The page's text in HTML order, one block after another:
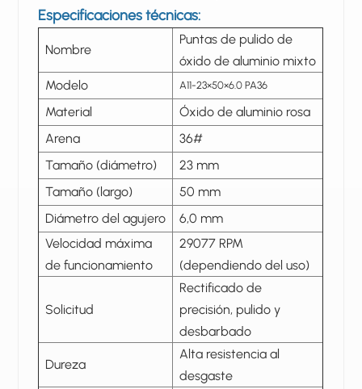
Especificaciones técnicas:
Nombre
Puntas de pulido de
óxido de aluminio mixto
Modelo
A11-23×50×6.0 PA36
Material
Óxido de aluminio rosa
Arena
36#
Tamaño (diámetro)
23 mm
Tamaño (largo)
50 mm
Diámetro del agujero
6,0 mm
Velocidad máxima
de funcionamiento
29077 RPM
(dependiendo del uso)
Solicitud
Rectificado de
precisión, pulido y
desbarbado
Dureza
Alta resistencia al
desgaste